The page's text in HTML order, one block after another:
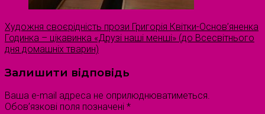
Художня своєрідність прози Григорія Квітки-Основ’яненка
Годинка – цікавинка «Друзі наші менші» (до Всесвітнього
дня домашніх тварин)
Залишити відповідь
Ваша e-mail адреса не оприлюднюватиметься.
Обов’язкові поля позначені *